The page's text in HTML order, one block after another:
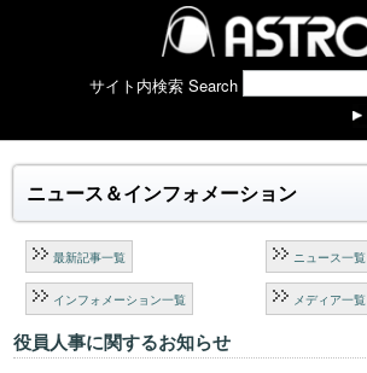
サイト内検索 Search
ニュース＆インフォメーション
最新記事一覧 ニュース一覧
インフォメーション一覧 メディア一覧
役員人事に関するお知らせ